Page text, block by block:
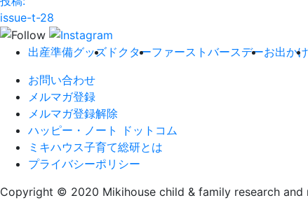
サ
イ
稿
ナ
ビ
ゲ
ー
シ
ョ
issue-t-28
出産準備グッズ ドクターファーストバースデーお出かけ
お問い合わせ
メルマガ登録
メルマガ登録解除
ハッピー・ノート ドットコム
ミキハウス子育て総研とは
プライバシーポリシー
Copyright © 2020 Mikihouse child & family research